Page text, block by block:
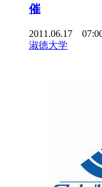
催
2011.06.17
淑徳大学